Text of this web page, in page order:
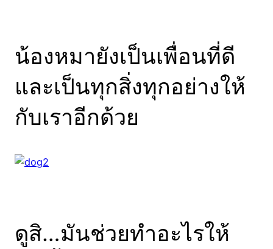
น้องหมายังเป็นเพื่อนที่ดี
และเป็นทุกสิ่งทุกอย่างให้
กับเราอีกด้วย
ดูสิ…มันช่วยทำอะไรให้